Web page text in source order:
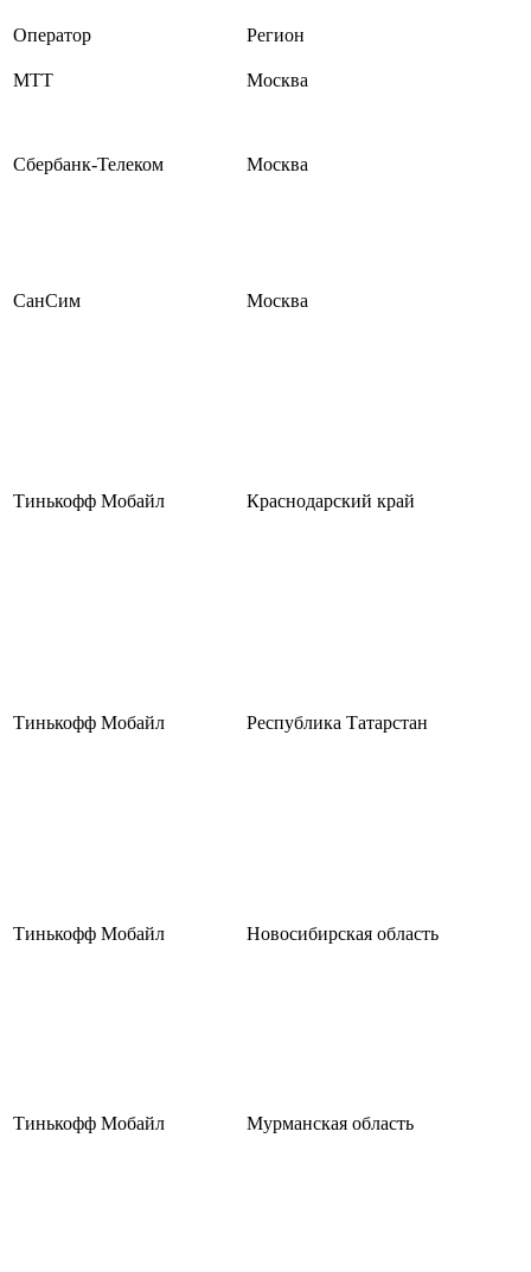
Оператор Регион
МТТ Москва
Сбербанк-Телеком Москва
СанСим Москва
Тинькофф Мобайл Краснодарский край
Тинькофф Мобайл Республика Татарстан
Тинькофф Мобайл Новосибирская область
Тинькофф Мобайл Мурманская область